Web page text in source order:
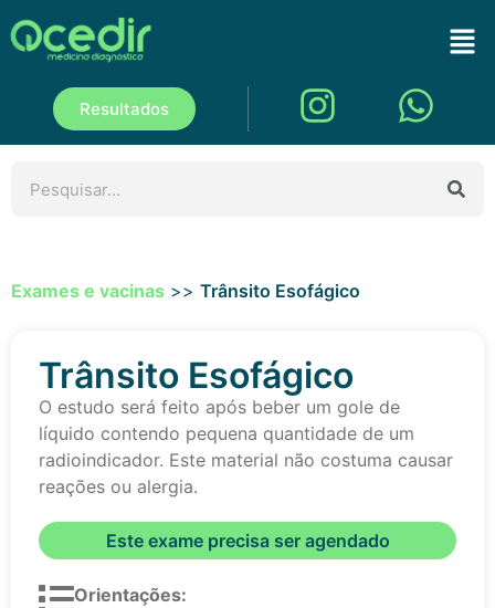
Resultados
Exames e vacinas >> Trânsito Esofágico
Trânsito Esofágico
O estudo será feito após beber um gole de
líquido contendo pequena quantidade de um
radioindicador. Este material não costuma causar
reações ou alergia.
Este exame precisa ser agendado
Orientações: